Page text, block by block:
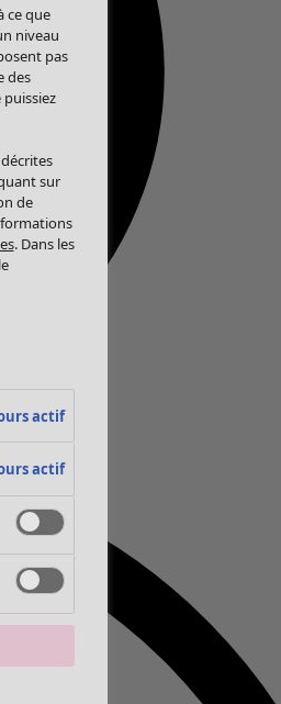
ce que
niveau
pas
des
sur
de
. Dans les
actif
actif